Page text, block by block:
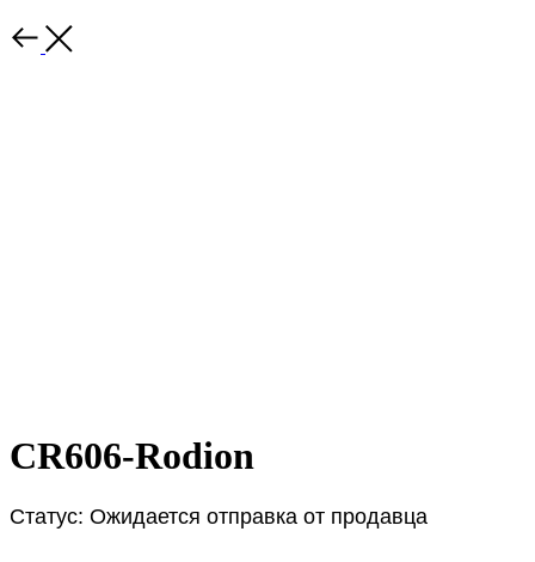
CR606-Rodion
Статус: Ожидается отправка от продавца